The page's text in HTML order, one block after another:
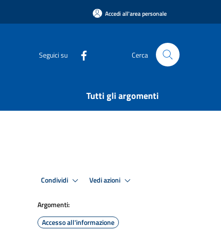
Accedi all'area personale
Seguici su Cerca
Tutti gli argomenti
Condividi Vedi azioni
Argomenti:
Accesso all'informazione